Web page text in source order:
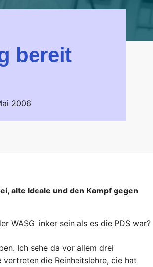
bereit
2006
alte Ideale und den Kampf gegen
WASG linker sein als es die PDS war?
Ich sehe da vor allem drei
vertreten die Reinheitslehre, die hat